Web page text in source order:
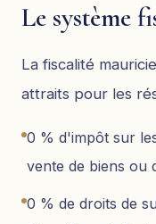
Le système
La fiscalité
attraits pour les
0 % d'impôt sur
vente de biens ou
0 % de droits de